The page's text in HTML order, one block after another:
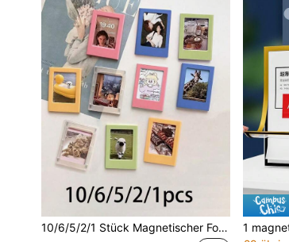
10/6/5/2/1 Stück Magnetischer Fotorahmen Set - 2x3 Zoll Mini Fotorahmen, Kühlschrankmagnete/Geldbörsengröße, geeignet für Heim- und Bürodekoration | Kühlschrankmagnete, Mini Fotorahmen, Fotorahmen, Mini Fotorahmen, Geldbörsengröße Fotorahmen, Sofortbildkamera 3 Zoll Magnetische Fotorahmen, DIY Kreative Magnetaufkleber, Kleine Magnetische Fotorahmen, Kühlschrankmagnete, Mini Fotorahmen, Heimdekoration, Haushaltswaren